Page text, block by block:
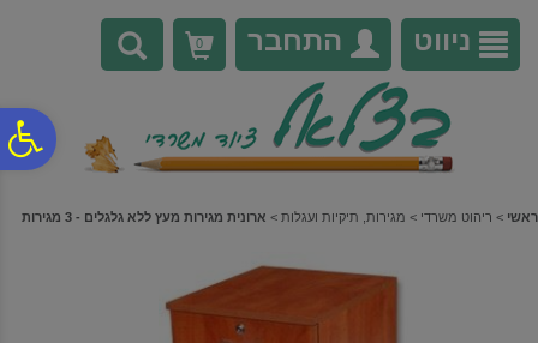
נגישות
אתר
המרכזי
ניווט התחבר 0
ראשי > ריהוט משרדי > מגירות, תיקיות ועגלות > ארונית מגירות מעץ ללא גלגלים - 3 מגירות